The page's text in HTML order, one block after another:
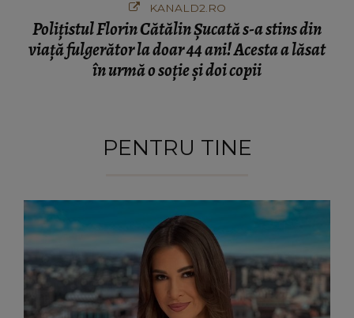
KANALD2.RO
Polițistul Florin Cătălin Șucată s-a stins din
viață fulgerător la doar 44 ani! Acesta a lăsat
în urmă o soție și doi copii
PENTRU TINE